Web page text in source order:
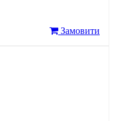
Замовити